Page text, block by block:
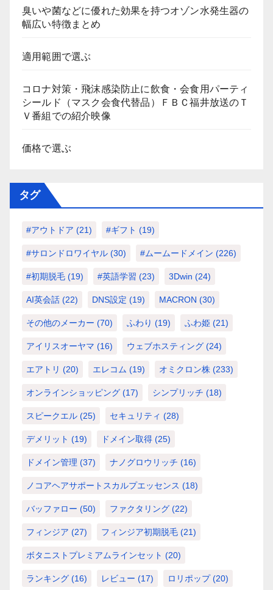
臭いや菌などに優れた効果を持つオゾン水発生器の
幅広い特徴まとめ
適用範囲で選ぶ
コロナ対策・飛沫感染防止に飲食・会食用パーティ
シールド（マスク会食代替品）ＦＢＣ福井放送のＴ
Ｖ番組での紹介映像
価格で選ぶ
タグ
#アウトドア (21) #ギフト (19)
#サロンドロワイヤル (30) #ムームードメイン (226)
#初期脱毛 (19) #英語学習 (23) 3Dwin (24)
AI英会話 (22) DNS設定 (19) MACRON (30)
その他のメーカー (70) ふわり (19) ふわ姫 (21)
アイリスオーヤマ (16) ウェブホスティング (24)
エアトリ (20) エレコム (19) オミクロン株 (233)
オンラインショッピング (17) シンプリッチ (18)
スピークエル (25) セキュリティ (28)
デメリット (19) ドメイン取得 (25)
ドメイン管理 (37) ナノグロウリッチ (16)
ノコアヘアサポートスカルプエッセンス (18)
バッファロー (50) ファクタリング (22)
フィンジア (27) フィンジア初期脱毛 (21)
ボタニストプレミアムラインセット (20)
ランキング (16) レビュー (17) ロリポップ(20)